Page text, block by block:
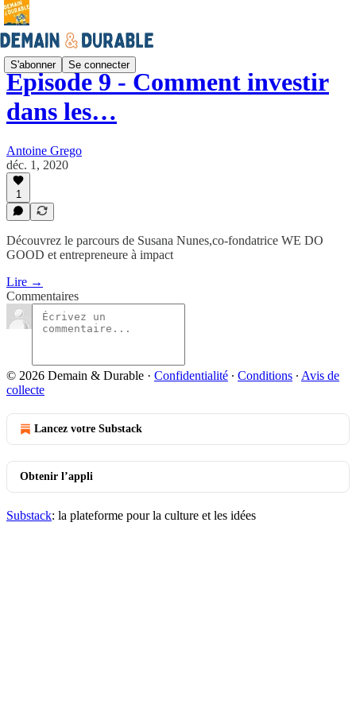
S'abonner Se connecter
Episode 9 - Comment investir
dans les…
Antoine Grego
déc. 1, 2020
1
Découvrez le parcours de Susana Nunes,co-fondatrice WE DO
GOOD et entrepreneure à impact
Lire →
Commentaires
© 2026 Demain & Durable · Confidentialité ∙ Conditions ∙ Avis de
collecte
Lancez votre Substack
Obtenir l’appli
Substack: la plateforme pour la culture et les idées